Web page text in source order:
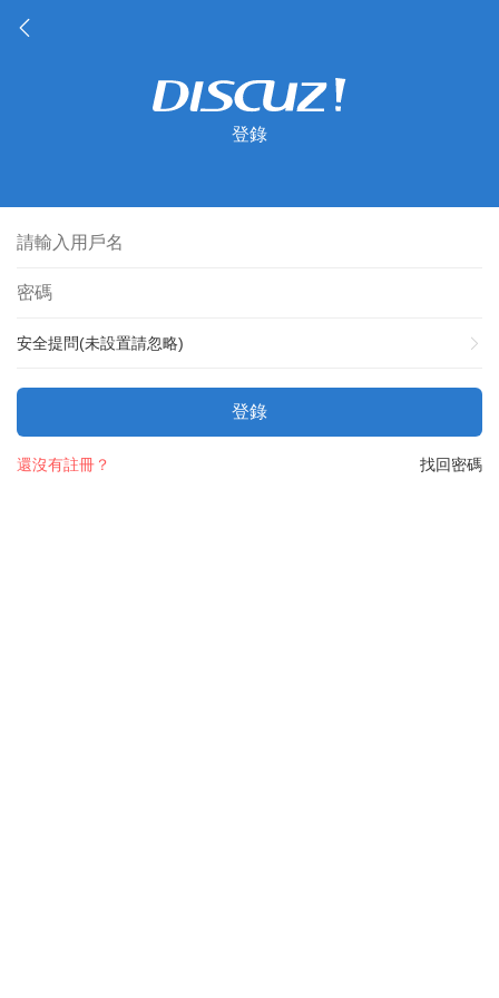
登錄
安全提問(未設置請忽略)
登錄
找回密碼
還沒有註冊？